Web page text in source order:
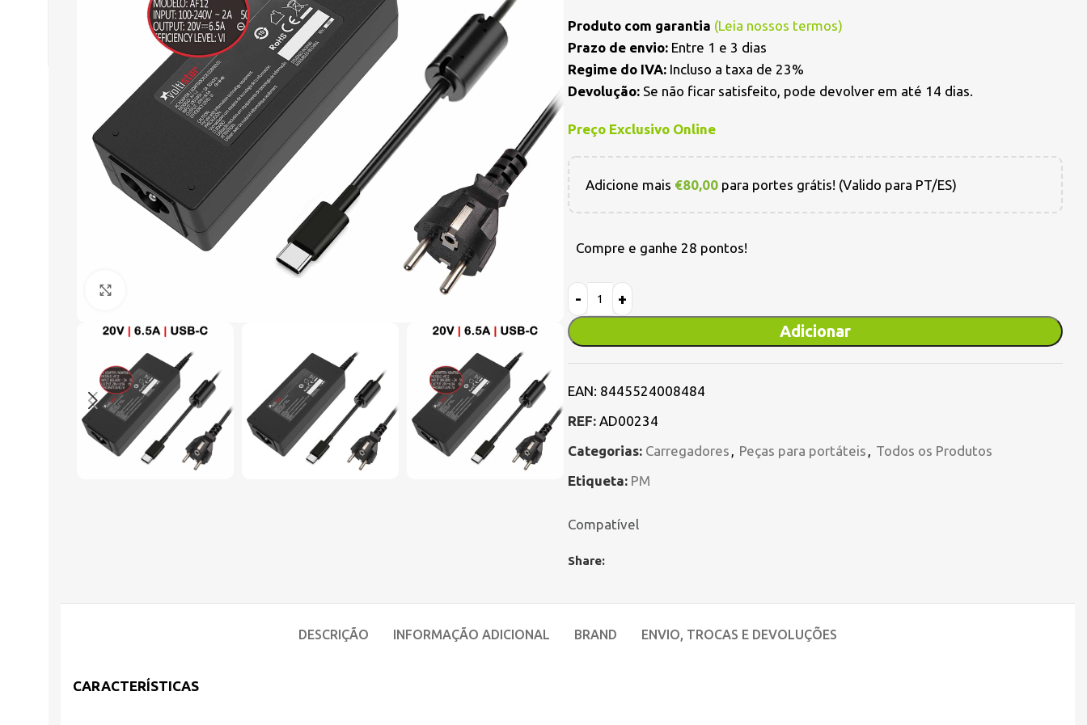
Produto com garantia (Leia nossos termos)
Prazo de envio: Entre 1 e 3 dias
Regime do IVA: Incluso a taxa de 23%
Devolução: Se não ficar satisfeito, pode devolver em até 14 dias.
Preço Exclusivo Online
Adicione mais €80,00 para portes grátis! (Valido para PT/ES)
Compre e ganhe 28 pontos!
Adicionar
EAN: 8445524008484
REF: AD00234
Categorias: Carregadores , Peças para portáteis , Todos os Produtos
Etiqueta: PM
Compatível
Share:
DESCRIÇÃO INFORMAÇÃO ADICIONAL BRAND ENVIO, TROCAS E DEVOLUÇÕES
CARACTERÍSTICAS